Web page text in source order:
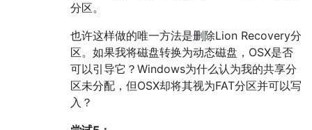
分区。
也许这样做的唯一方法是删除Lion Recovery分
区。如果我将磁盘转换为动态磁盘，OSX是否
可以引导它？Windows为什么认为我的共享分
区未分配，但OSX却将其视为FAT分区并可以写
入？